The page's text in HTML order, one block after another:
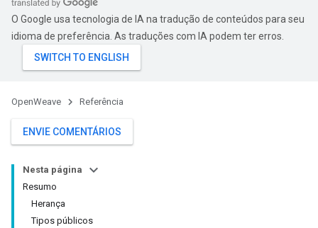
O Google usa tecnologia de IA na tradução de conteúdos para seu
idioma de preferência. As traduções com IA podem ter erros.
OpenWeave Referência
ENVIE COMENTÁRIOS
Nesta página
Resumo
Herança
Tipos públicos